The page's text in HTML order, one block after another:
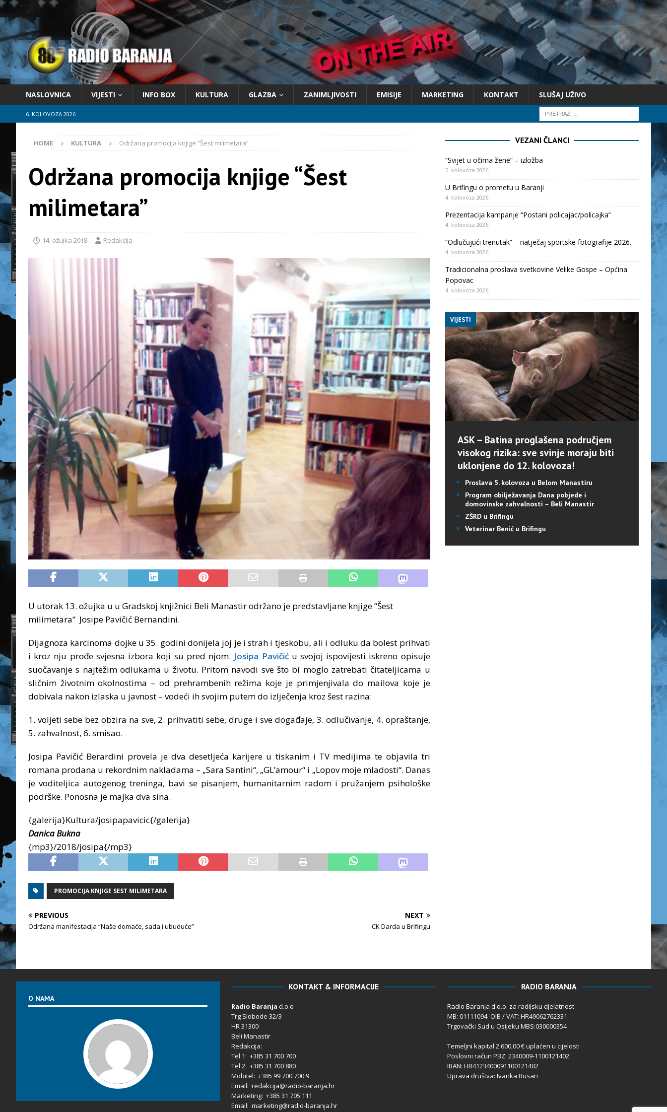
NASLOVNICA VIJESTI INFO BOX KULTURA GLAZBA ZANIMLJIVOSTI EMISIJE MARKETING KONTAKT SLUŠAJ UŽIVO
6. KOLOVOZA 2026.
HOME KULTURA Održana promocija knjige “Šest milimetara”
Održana promocija knjige “Šest
milimetara”
14. ožujka 2018. Redakcija
U utorak 13. ožujka u u Gradskoj knjižnici Beli Manastir održano je predstavljane knjige “Šest
milimetara” Josipe Pavičić Bernandini.
Dijagnoza karcinoma dojke u 35. godini donijela joj je i strah i tjeskobu, ali i odluku da bolest prihvati
i kroz nju prođe svjesna izbora koji su pred njom. Josipa Pavičić u svojoj ispovijesti iskreno opisuje
suočavanje s najtežim odlukama u životu. Pritom navodi sve što bi moglo zatrebati čitateljicama u
sličnim životnim okolnostima – od prehrambenih režima koje je primjenjivala do mailova koje je
dobivala nakon izlaska u javnost – vodeći ih svojim putem do izlječenja kroz šest razina:
1. voljeti sebe bez obzira na sve, 2. prihvatiti sebe, druge i sve događaje, 3. odlučivanje, 4. opraštanje,
5. zahvalnost, 6. smisao.
Josipa Pavičić Berardini provela je dva desetljeća karijere u tiskanim i TV medijima te objavila tri
romana prodana u rekordnim nakladama – „Sara Santini“, „GL’amour“ i „Lopov moje mladosti“. Danas
je voditeljica autogenog treninga, bavi se pisanjem, humanitarnim radom i pružanjem psihološke
podrške. Ponosna je majka dva sina.
{galerija}Kultura/josipapavicic{/galerija}
Danica Bukna
{mp3}/2018/josipa{/mp3}
PROMOCIJA KNJIGE SEST MILIMETARA
PREVIOUS
Održana manifestacija “Naše domaće, sada i ubuduće”
NEXT
CK Darda u Brifingu
VEZANI ČLANCI
“Svijet u očima žene” – izložba
5. kolovoza 2026.
U Brifingu o prometu u Baranji
4. kolovoza 2026.
Prezentacija kampanje “Postani policajac/policajka”
4. kolovoza 2026.
“Odlučujući trenutak” – natječaj sportske fotografije 2026.
4. kolovoza 2026.
Tradicionalna proslava svetkovine Velike Gospe – Općina
Popovac
4. kolovoza 2026.
VIJESTI
ASK – Batina proglašena područjem
visokog rizika: sve svinje moraju biti
uklonjene do 12. kolovoza!
Proslava 5. kolovoza u Belom Manastiru
Program obilježavanja Dana pobjede i
domovinske zahvalnosti – Beli Manastir
ZŠRD u Brifingu
Veterinar Benić u Brifingu
O NAMA
KONTAKT & INFORMACIJE
Radio Baranja d.o.o
Trg Slobode 32/3
HR 31300
Beli Manastir
Redakcija:
Tel 1: +385 31 700 700
Tel 2: +385 31 700 880
Mobitel: +385 99 700 700 9
Email: redakcija@radio-baranja.hr
Marketing: +385 31 705 111
Email: marketing@radio-baranja.hr
RADIO BARANJA
Radio Baranja d.o.o. za radijsku djelatnost
MB: 01111094 OIB / VAT: HR49062762331
Trgovački Sud u Osijeku MBS:030000354
Temeljni kapital 2.600,00 € uplaćen u cijelosti
Poslovni račun PBZ: 2340009-1100121402
IBAN: HR4123400091100121402
Uprava društva: Ivanka Rusan